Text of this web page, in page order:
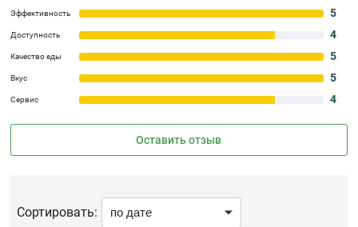
Эффективность 5
Доступность 4
Качество еды 5
Вкус 5
Сервис 4
Оставить отзыв
Сортировать: